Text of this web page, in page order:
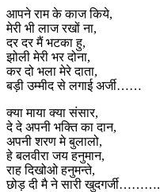
आपने राम के काज किये,
मेरी भी लाज रखों ना,
दर दर मैं भटका हु,
झोली मेरी भर दोना,
कर दो भला मेरे दाता,
बड़ी उम्मीद से लगाई अर्जी……
क्या माया क्या संसार,
दे दे अपनी भक्ति का दान,
अपनी शरण मे बुलालो,
हे बलवीरा जय हनुमान,
राह दिखोओ हनुमन्ते,
छोड़ दी मै ने सारी खुदगर्जी……….